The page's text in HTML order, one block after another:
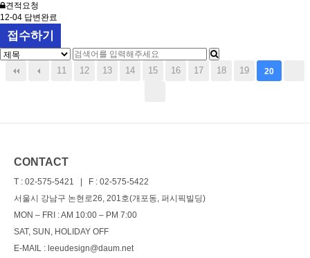
견적요청
12-04 답변완료
접수하기
11 12 13 14 15 16 17 18 19 20
CONTACT
T : 02-575-5421 | F : 02-575-5422
서울시 강남구 논현로26, 201호(개포동, 퍼시픽빌딩)
MON – FRI : AM 10:00 – PM 7:00
SAT, SUN, HOLIDAY OFF
E-MAIL : leeudesign@daum.net